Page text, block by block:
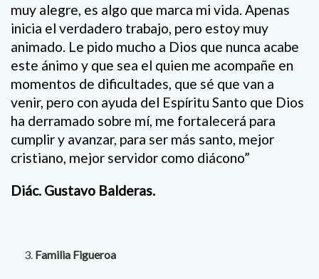
muy alegre, es algo que marca mi vida. Apenas
inicia el verdadero trabajo, pero estoy muy
animado. Le pido mucho a Dios que nunca acabe
este ánimo y que sea el quien me acompañe en
momentos de dificultades, que sé que van a
venir, pero con ayuda del Espíritu Santo que Dios
ha derramado sobre mí, me fortalecerá para
cumplir y avanzar, para ser más santo, mejor
cristiano, mejor servidor como diácono”
Diác. Gustavo Balderas.
Familia Figueroa